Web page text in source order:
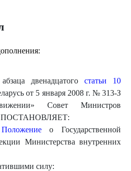
двенадцатого статьи 10
от 5 января 2008 г. № 313-З
Совет Министров
ПОСТАНОВЛЯЕТ:
Положениео Государственной
Министерства внутренних
силу: